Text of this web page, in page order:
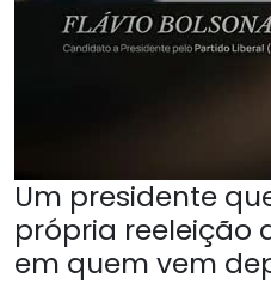
Um presidente
própria reeleição
em quem vem